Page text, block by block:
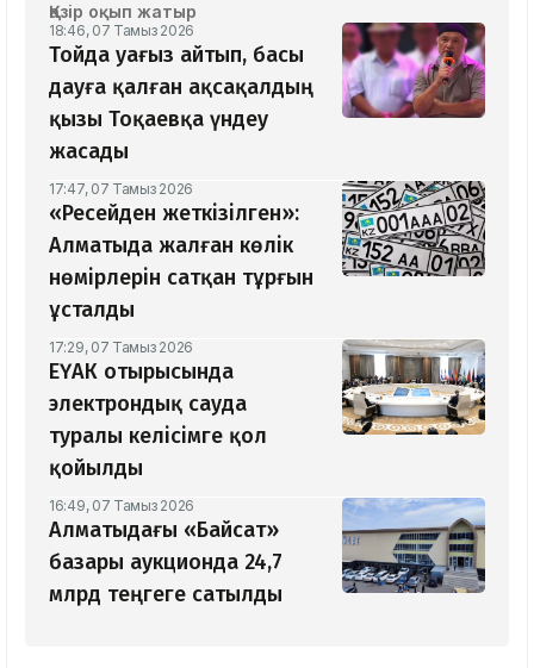
Қазір оқып жатыр
18:46, 07 Тамыз 2026
Тойда уағыз айтып, басы
дауға қалған ақсақалдың
қызы Тоқаевқа үндеу
жасады
17:47, 07 Тамыз 2026
«Ресейден жеткізілген»:
Алматыда жалған көлік
нөмірлерін сатқан тұрғын
ұсталды
17:29, 07 Тамыз 2026
ЕҮАК отырысында
электрондық сауда
туралы келісімге қол
қойылды
16:49, 07 Тамыз 2026
Алматыдағы «Байсат»
базары аукционда 24,7
млрд теңгеге сатылды